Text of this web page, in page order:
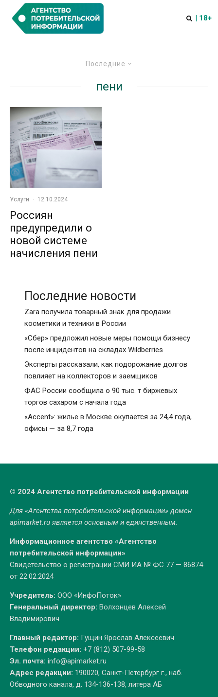
| 18+
Последние
пени
Услуги · 12.10.2024
Россиян
предупредили о
новой системе
начисления пени
Последние новости
Zara получила товарный знак для продажи
косметики и техники в России
«Сбер» предложил новые меры помощи бизнесу
после инцидентов на складах Wildberries
Эксперты рассказали, как подорожание долгов
повлияет на коллекторов и заемщиков
ФАС России сообщила о 90 тыс. т биржевых
торгов сахаром с начала года
«Accent»: жилье в Москве окупается за 24,4 года,
офисы — за 8,7 года
© 2024 Агентство потребительской информации
Для «Агентства потребительской информации» домен
apimarket.ruявляется основным и единственным.
Информационное агентство «Агентство
потребительской информации»
Свидетельство о регистрации СМИ ИА № ФС 77 — 86874
от 22.02.2024
Учредитель: ООО «ИнфоПоток»
Генеральный директор: Волхонцев Алексей
Владимирович
Главный редактор: Гущин Ярослав Алексеевич
Телефон редакции: +7 (812) 507-99-58
Эл. почта: info@apimarket.ru
Адрес редакции: 190020, Санкт-Петербург г., наб.
Обводного канала, д. 134-136-138, литера АБ